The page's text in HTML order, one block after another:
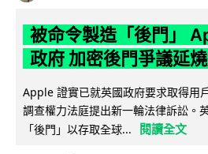
被命令製造「後門」
政府 加密後門爭議延
Apple 證實已就英國政府要求取得用
調查權力法庭提出新一輪法律訴訟。
「後門」以存取全球...
閱讀全文